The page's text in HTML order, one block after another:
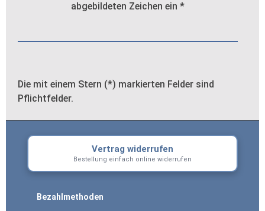
abgebildeten Zeichen ein *
Die mit einem Stern (*) markierten Felder sind
Pflichtfelder.
Vertrag widerrufen
Bestellung einfach online widerrufen
Bezahlmethoden